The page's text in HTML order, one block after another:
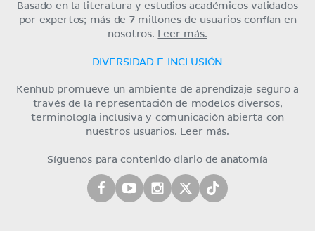
Basado en la literatura y estudios académicos validados
por expertos; más de 7 millones de usuarios confían en
nosotros.
Leer más.
DIVERSIDAD E INCLUSIÓN
Kenhub promueve un ambiente de aprendizaje seguro a
través de la representación de modelos diversos,
terminología inclusiva y comunicación abierta con
nuestros usuarios.
Leer más.
Síguenos para contenido diario de anatomía